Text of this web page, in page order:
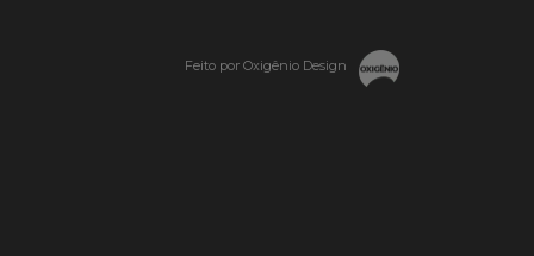
Feito por Oxigênio Design